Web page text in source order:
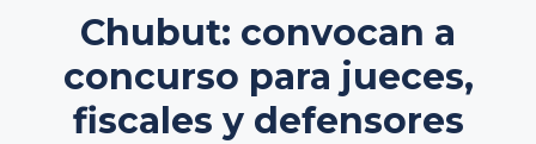
Chubut: convocan a
concurso para jueces,
fiscales y defensores